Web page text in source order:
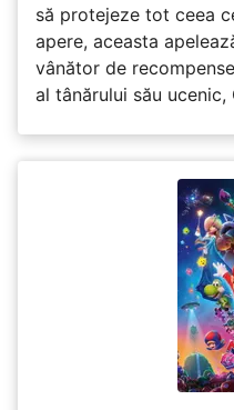
să protejeze tot ceea
apere, aceasta
vânător de
al tânărului său ucenic,